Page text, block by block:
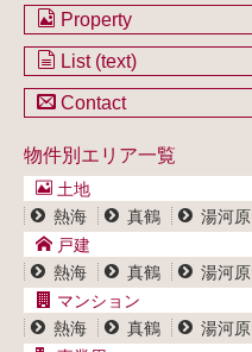
会社のご案内
不動産を購入したい方
不動産を売却したい方
不動産買取システム
Property
土地一覧
戸建一覧
マンション一覧
事業用物件一覧
List (text)
土地一覧
マンション一覧
事業用物件一覧
Contact
ブログ
プライバシーポリシー
サイトポリシー
物件別エリア一覧
土地
熱海
真鶴 湯河原
戸建
熱海
真鶴 湯河原
マンション
熱海
真鶴 湯河原